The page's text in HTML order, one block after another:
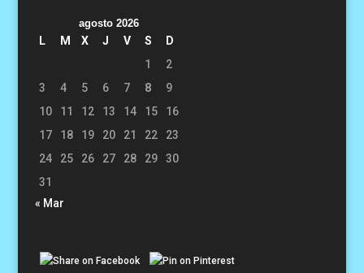
agosto 2026
L M X J V S
D
1
2
3
4 5 6 7 8
9
10
11 12 13 14 15
16
17
18 19 20 21 22
23
24
25 26 27 28 29
30
31
« Mar